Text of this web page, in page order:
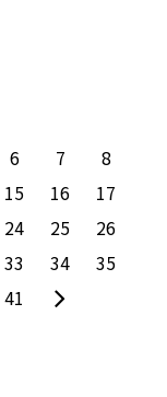
6 7
8
15 16
17
24 25
26
33 34
35
41